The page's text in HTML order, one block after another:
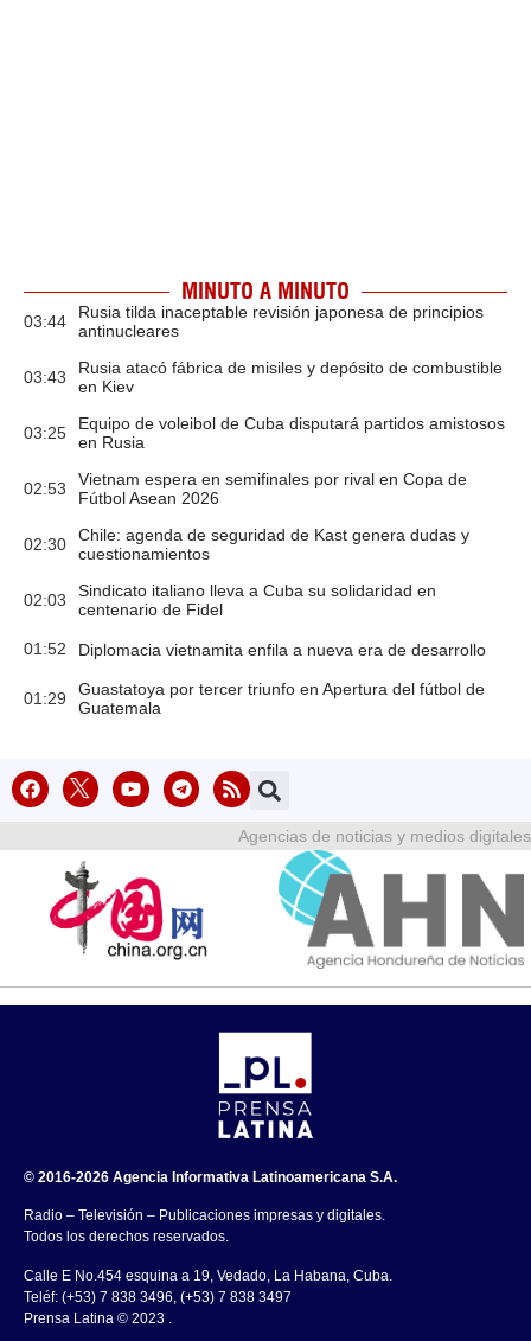
MINUTO A MINUTO
03:44
Rusia tilda inaceptable revisión japonesa de principios
antinucleares
03:43
Rusia atacó fábrica de misiles y depósito de combustible
en Kiev
03:25
Equipo de voleibol de Cuba disputará partidos amistosos
en Rusia
02:53
Vietnam espera en semifinales por rival en Copa de
Fútbol Asean 2026
02:30
Chile: agenda de seguridad de Kast genera dudas y
cuestionamientos
02:03
Sindicato italiano lleva a Cuba su solidaridad en
centenario de Fidel
01:52 Diplomacia vietnamita enfila a nueva era de desarrollo
01:29
Guastatoya por tercer triunfo en Apertura del fútbol de
Guatemala
Agencias de noticias y medios digitales
© 2016-2026 Agencia Informativa Latinoamericana S.A.
Radio – Televisión – Publicaciones impresas y digitales.
Todos los derechos reservados.
Calle E No.454 esquina a 19, Vedado, La Habana, Cuba.
Teléf: (+53) 7 838 3496, (+53) 7 838 3497
Prensa Latina © 2023 .